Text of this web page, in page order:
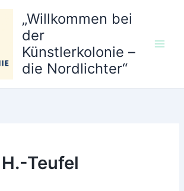
„Willkommen bei
der
Künstlerkolonie –
die Nordlichter“
Teufel